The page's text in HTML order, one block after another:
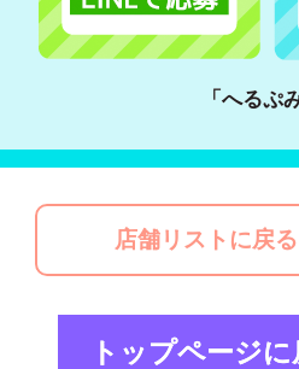
「へるぷ
店舗リストに戻る
トップページに